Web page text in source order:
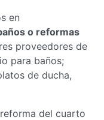
en
o reformas
proveedores de
para baños;
de ducha,
del cuarto